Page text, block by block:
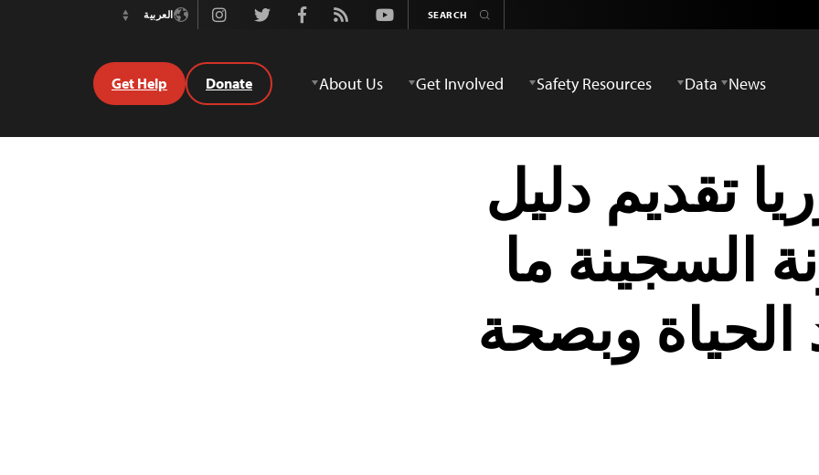
Youtube
Rss
Facebook
Twitter
Instagramالعربية
Switch
News
Data
Safety Resources
Get Involved
About Us
Donate
Get Help
تقديم دليل
السجينة ما
وبصحة